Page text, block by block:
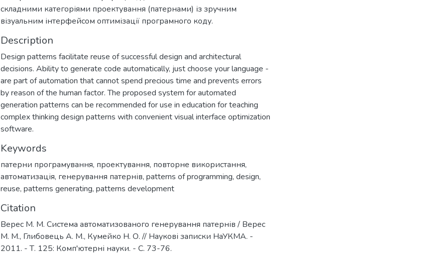
складними категоріями проектування (патернами) із зручним
візуальним інтерфейсом оптимізації програмного коду.
Description
Design patterns facilitate reuse of successful design and architectural
decisions. Ability to generate code automatically, just choose your language -
are part of automation that cannot spend precious time and prevents errors
by reason of the human factor. The proposed system for automated
generation patterns can be recommended for use in education for teaching
complex thinking design patterns with convenient visual interface optimization
software.
Keywords
патерни програмування, проектування, повторне використання,
автоматизація, генерування патернів, patterns of programming, design,
reuse, patterns generating, patterns development
Citation
Верес М. М. Система автоматизованого генерування патернів / Верес
М. М., Глибовець А. М., Кумейко Н. О. // Наукові записки НаУКМА. -
2011. - Т. 125: Комп'ютерні науки. - С. 73-76.